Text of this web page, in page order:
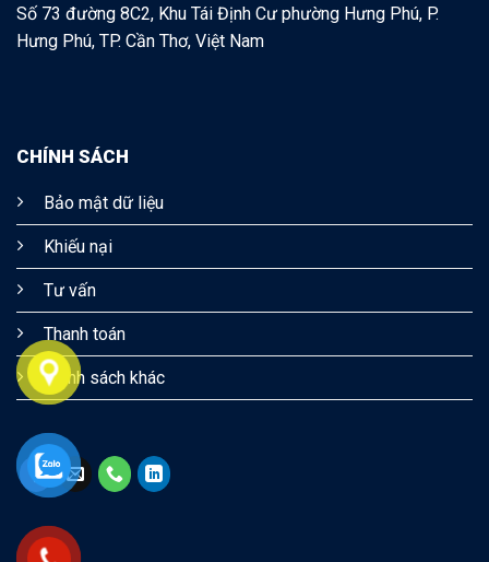
Số 73 đường 8C2, Khu Tái Định Cư phường Hưng Phú, P.
Hưng Phú, TP. Cần Thơ, Việt Nam
CHÍNH SÁCH
Bảo mật dữ liệu
Khiếu nại
Tư vấn
Thanh toán
Chính sách khác